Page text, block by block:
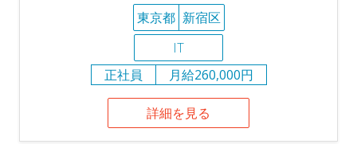
東京都 新宿区
IT
正社員
月給260,000円
詳細を見る